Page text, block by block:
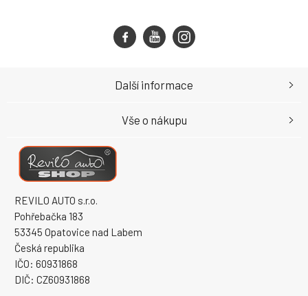
REVILO AUTO s.r.o.
Pohřebačka 183
53345 Opatovice nad Labem
Česká republika
IČO: 60931868
DIČ: CZ60931868
Další informace
Vše o nákupu